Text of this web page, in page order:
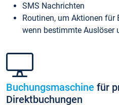
SMS Nachrichten
Routinen, um Aktionen für
wenn bestimmte Auslöser
Buchungsmaschine für
Direktbuchungen